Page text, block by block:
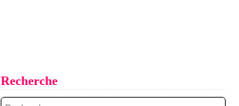
Recherche